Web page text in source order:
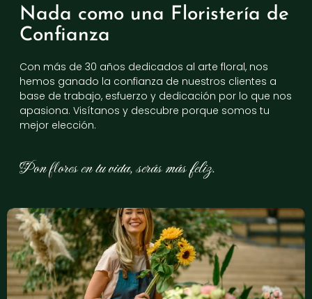
Nada como una Floristería de
Confianza
Con más de 30 años dedicados al arte floral, nos
hemos ganado la confianza de nuestros clientes a
base de trabajo, esfuerzo y dedicación por lo que nos
apasiona. Visítanos y descubre porque somos tu
mejor elección.
Pon flores en tu vida, serás más feliz.